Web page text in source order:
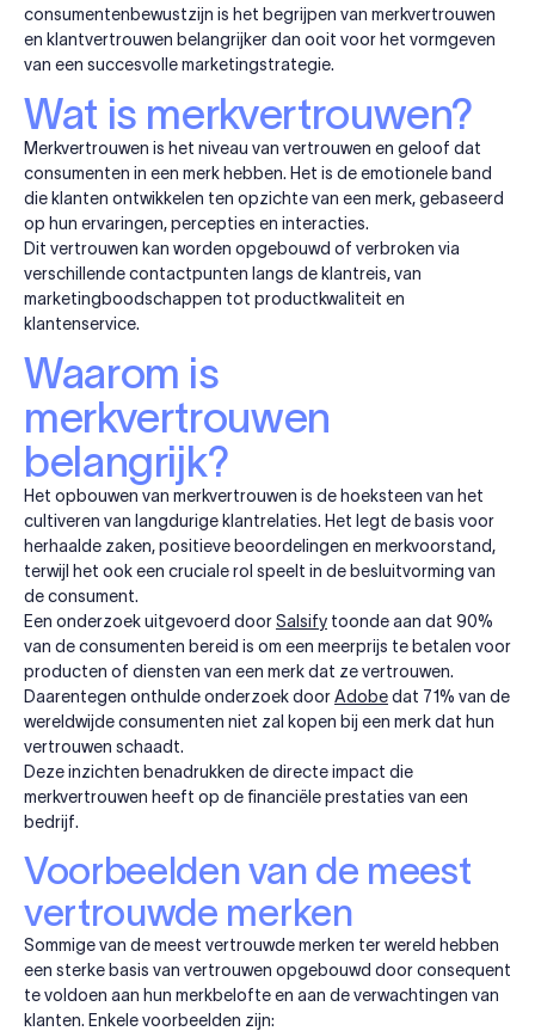
consumentenbewustzijn is het begrijpen van merkvertrouwen
en klantvertrouwen belangrijker dan ooit voor het vormgeven
van een succesvolle marketingstrategie.
Wat is merkvertrouwen?
Merkvertrouwen is het niveau van vertrouwen en geloof dat
consumenten in een merk hebben. Het is de emotionele band
die klanten ontwikkelen ten opzichte van een merk, gebaseerd
op hun ervaringen, percepties en interacties.
Dit vertrouwen kan worden opgebouwd of verbroken via
verschillende contactpunten langs de klantreis, van
marketingboodschappen tot productkwaliteit en
klantenservice.
Waarom is
merkvertrouwen
belangrijk?
Het opbouwen van merkvertrouwen is de hoeksteen van het
cultiveren van langdurige klantrelaties. Het legt de basis voor
herhaalde zaken, positieve beoordelingen en merkvoorstand,
terwijl het ook een cruciale rol speelt in de besluitvorming van
de consument.
Een onderzoek uitgevoerd doorSalsify toonde aan dat 90%
van de consumenten bereid is om een meerprijs te betalen voor
producten of diensten van een merk dat ze vertrouwen.
Daarentegen onthulde onderzoek doorAdobedat 71% van de
wereldwijde consumenten niet zal kopen bij een merk dat hun
vertrouwen schaadt.
Deze inzichten benadrukken de directe impact die
merkvertrouwen heeft op de financiële prestaties van een
bedrijf.
Voorbeelden van de meest
vertrouwde merken
Sommige van de meest vertrouwde merken ter wereld hebben
een sterke basis van vertrouwen opgebouwd door consequent
te voldoen aan hun merkbelofte en aan de verwachtingen van
klanten. Enkele voorbeelden zijn: